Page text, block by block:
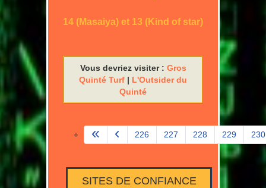
14 (Masaiya) et 13 (Kind of star)
Vous devriez visiter : Gros
Quinté Turf | L'Outsider du
Quinté
Page 231 sur 580
226 227 228 229 230
SITES DE CONFIANCE